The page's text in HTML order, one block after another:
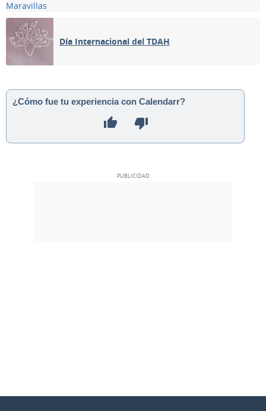
Día Internacional del TDAH
¿Cómo fue tu experiencia con Calendarr?